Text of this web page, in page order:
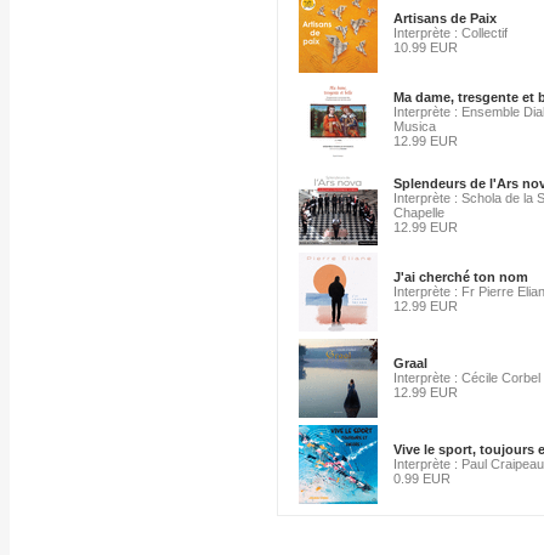
Artisans de Paix
Interprète : Collectif
10.99 EUR
Ma dame, tresgente et
Interprète : Ensemble
Musica
12.99 EUR
Splendeurs de l'Ars
Interprète : Schola de la
Chapelle
12.99 EUR
J'ai cherché ton nom
Interprète : Fr Pierre
12.99 EUR
Graal
Interprète : Cécile Corbel
12.99 EUR
Vive le sport, toujours
Interprète : Paul Craipeau
0.99 EUR